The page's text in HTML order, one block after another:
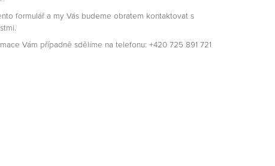
formulář a my Vás budeme obratem kontaktovat s
Vám případně sdělíme na telefonu: +420 725 891 721